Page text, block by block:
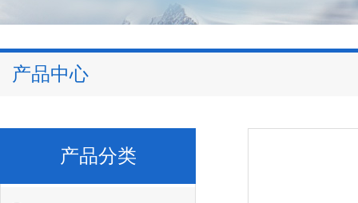
产品中心
产品分类